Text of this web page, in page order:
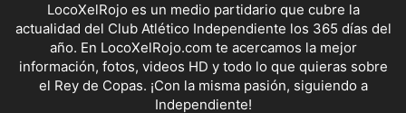
LocoXelRojo es un medio partidario que cubre la
actualidad del Club Atlético Independiente los 365 días del
año. En LocoXelRojo.com te acercamos la mejor
información, fotos, videos HD y todo lo que quieras sobre
el Rey de Copas. ¡Con la misma pasión, siguiendo a
Independiente!